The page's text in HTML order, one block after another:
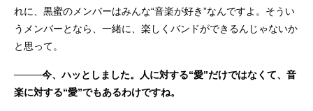
れに、黒蜜のメンバーはみんな“音楽が好き”なんですよ。そうい
うメンバーとなら、一緒に、楽しくバンドができるんじゃないか
と思って。
────今、ハッとしました。人に対する“愛”だけではなくて、音
楽に対する“愛”でもあるわけですね。